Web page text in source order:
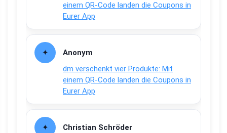
einem QR-Code landen die Coupons in
Eurer App
Anonym
dm verschenkt vier Produkte: Mit
einem QR-Code landen die Coupons in
Eurer App
Christian Schröder